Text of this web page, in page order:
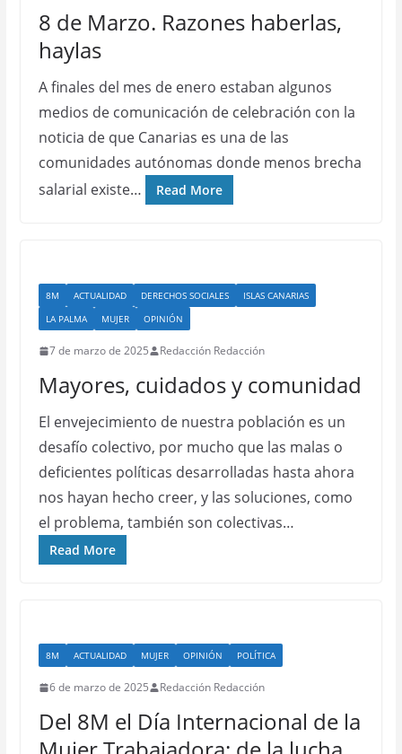
8 de Marzo. Razones haberlas,
haylas
A finales del mes de enero estaban algunos
medios de comunicación de celebración con la
noticia de que Canarias es una de las
comunidades autónomas donde menos brecha
salarial existe…
Read More
8M ACTUALIDAD DERECHOS SOCIALES
ISLAS CANARIAS
LA PALMA
MUJER OPINIÓN
7 de marzo de 2025 Redacción Redacción
Mayores, cuidados y comunidad
El envejecimiento de nuestra población es un
desafío colectivo, por mucho que las malas o
deficientes políticas desarrolladas hasta ahora
nos hayan hecho creer, y las soluciones, como
el problema, también son colectivas…
Read More
8M ACTUALIDAD MUJER OPINIÓN POLÍTICA
6 de marzo de 2025 Redacción Redacción
Del 8M el Día Internacional de la